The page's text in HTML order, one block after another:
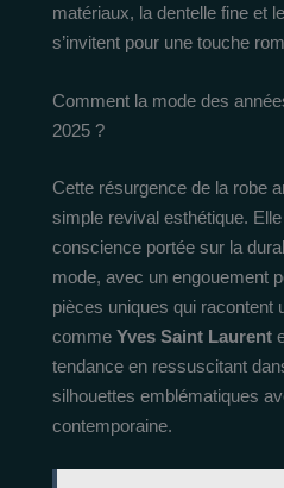
matériaux, la dentelle fine et
s’invitent pour une touche
Comment la mode des
2025 ?
Cette résurgence de la robe
simple revival esthétique.
conscience portée sur la
mode, avec un engouement
pièces uniques qui racontent
comme Yves Saint Laurent
tendance en ressuscitant
silhouettes emblématiques
contemporaine.